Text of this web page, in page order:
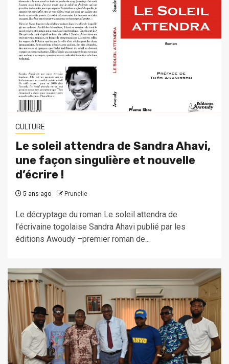
CULTURE
Le soleil attendra de Sandra Ahavi,
une façon singulière et nouvelle
d’écrire !
5 ans ago Prunelle
Le décryptage du roman Le soleil attendra de
l’écrivaine togolaise Sandra Ahavi publié par les
éditions Awoudy –premier roman de...